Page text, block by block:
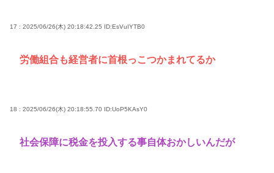
17 : 2025/06/26(木) 20:18:42.25 ID:EsVuIYTB0
労働組合も経営者に首根っこつかまれてるか
18 : 2025/06/26(木) 20:18:55.70 ID:UoP5KAsY0
社会保障に税金を投入する事自体おかしいんだが